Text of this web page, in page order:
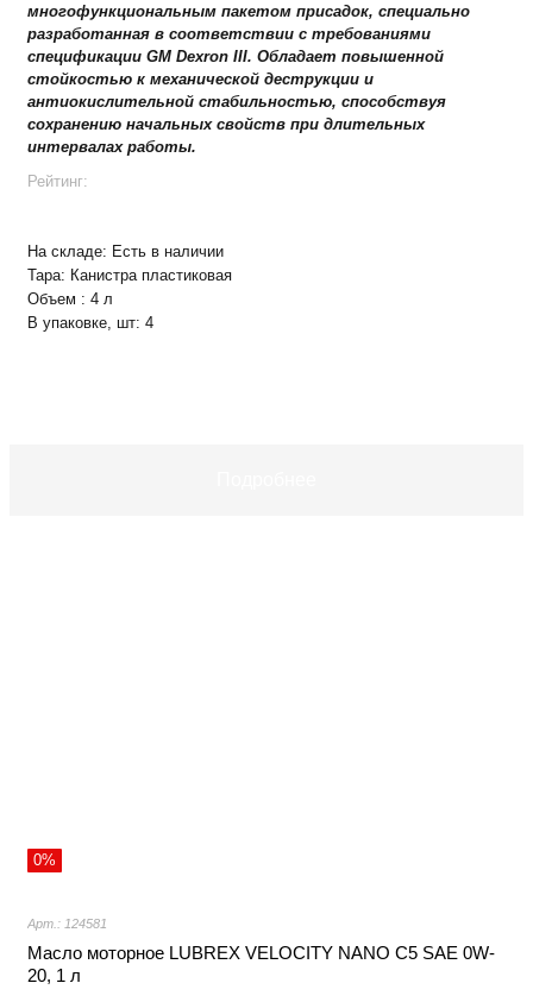
многофункциональным пакетом присадок, специально
разработанная в соответствии с требованиями
спецификации GM Dexron III. Обладает повышенной
стойкостью к механической деструкции и
антиокислительной стабильностью, способствуя
сохранению начальных свойств при длительных
интервалах работы.
Рейтинг:
На складе: Есть в наличии
Тара: Канистра пластиковая
Объем : 4 л
В упаковке, шт: 4
0%
Арт.: 124581
Масло моторное LUBREX VELOCITY NANO C5 SAE 0W-
20, 1 л